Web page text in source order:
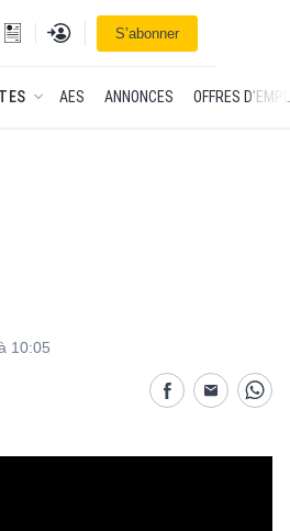
à la une
Se connecterS’abonner
DE L'ESSOR
AES ANNONCES OFFRES
10:05
Partage désactivé
Partage